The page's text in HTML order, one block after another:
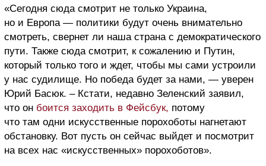
«Сегодня сюда смотрит не только Украина,
но и Европа — политики будут очень внимательно
смотреть, свернет ли наша страна с демократического
пути. Также сюда смотрит, к сожалению и Путин,
который только того и ждет, чтобы мы сами устроили
у нас судилище. Но победа будет за нами, — уверен
Юрий Басюк. – Кстати, недавно Зеленский заявил,
что он боится заходить в Фейсбук, потому
что там одни искусственные порохоботы нагнетают
обстановку. Вот пусть он сейчас выйдет и посмотрит
на всех нас «искусственных» порохоботов».